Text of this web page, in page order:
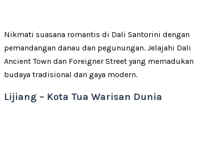
Nikmati suasana romantis di Dali Santorini dengan
pemandangan danau dan pegunungan. Jelajahi Dali
Ancient Town dan Foreigner Street yang memadukan
budaya tradisional dan gaya modern.
Lijiang – Kota Tua Warisan Dunia